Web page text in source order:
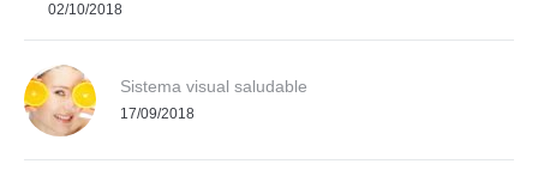
02/10/2018
Sistema visual saludable
17/09/2018